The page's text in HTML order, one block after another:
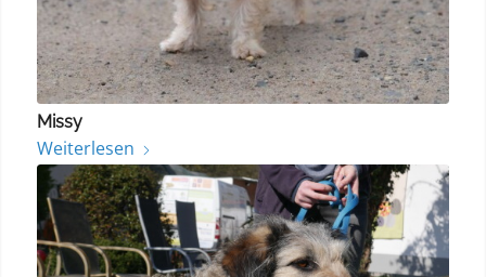
Missy
Weiterlesen